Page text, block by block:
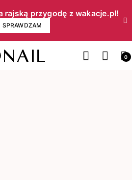
rajską przygodę z wakacje.pl!​
SPRAWDZAM
0